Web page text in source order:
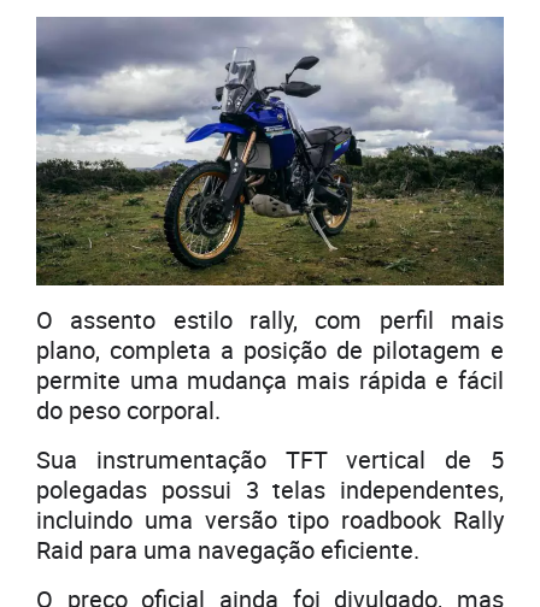
O assento estilo rally, com perfil mais
plano, completa a posição de pilotagem e
permite uma mudança mais rápida e fácil
do peso corporal.
Sua instrumentação TFT vertical de 5
polegadas possui 3 telas independentes,
incluindo uma versão tipo roadbook Rally
Raid para uma navegação eficiente.
O preço oficial ainda foi divulgado, mas